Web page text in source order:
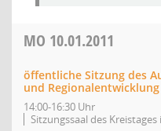
MO 10.01.2011
öffentliche Sitzung des
und
14:00-16:30 Uhr
Sitzungssaal des